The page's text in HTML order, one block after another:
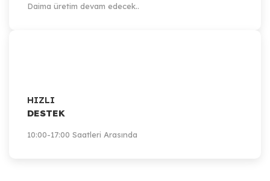
Daima üretim devam edecek..
HIZLI
DESTEK
10:00-17:00 Saatleri Arasında